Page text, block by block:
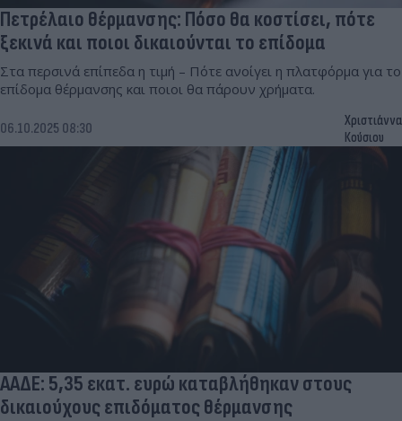
Πετρέλαιο θέρμανσης: Πόσο θα κοστίσει, πότε
ξεκινά και ποιοι δικαιούνται το επίδομα
Στα περσινά επίπεδα η τιμή – Πότε ανοίγει η πλατφόρμα για το
επίδομα θέρμανσης και ποιοι θα πάρουν χρήματα.
06.10.2025 08:30
Χριστιάννα
Κούσιου
ΑΑΔΕ: 5,35 εκατ. ευρώ καταβλήθηκαν στους
δικαιούχους επιδόματος θέρμανσης